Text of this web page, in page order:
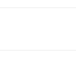
回合，链接单位受到